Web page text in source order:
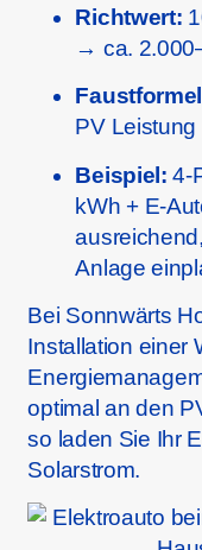
Richtwert:
→ ca.
PV
Beispiel: 4-
kWh + E-
Anlage
Bei Sonnwärts
Installation einer
optimal an den
so laden Sie Ihr
Solarstrom.